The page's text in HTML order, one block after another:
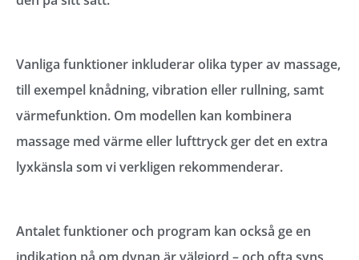
Vanliga funktioner inkluderar olika typer av massage,
till exempel knådning, vibration eller rullning, samt
värmefunktion. Om modellen kan kombinera
massage med värme eller lufttryck ger det en extra
lyxkänsla som vi verkligen rekommenderar.
Antalet funktioner och program kan också ge en